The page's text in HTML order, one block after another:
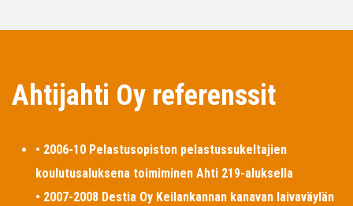
Ahtijahti Oy referenssit
• 2006-10 Pelastusopiston pelastussukeltajien
koulutusaluksena toimiminen Ahti 219-aluksella
• 2007-2008 Destia Oy Keilankannan kanavan laivaväylän